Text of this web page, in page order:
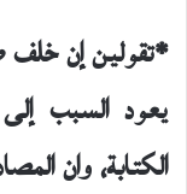
*تقولين إن
يعود السبب
الكتابة، وان